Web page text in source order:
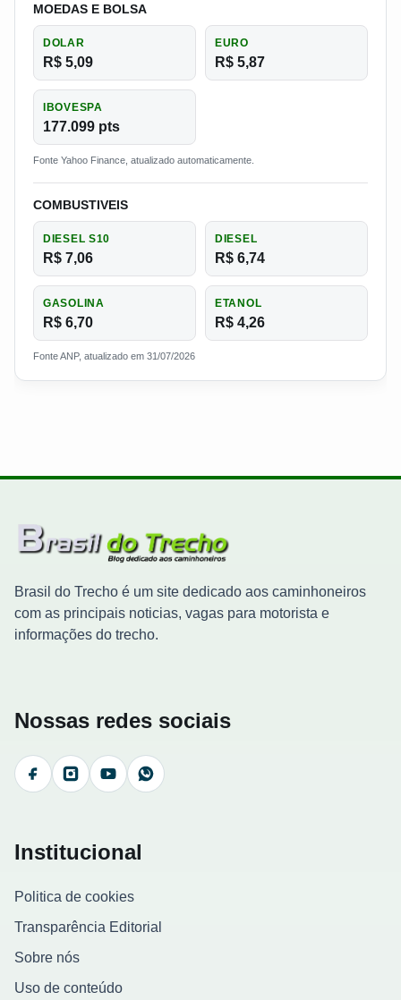
MOEDAS E BOLSA
DOLAR
R$ 5,09
EURO
R$ 5,87
IBOVESPA
177.099 pts
Fonte Yahoo Finance, atualizado automaticamente.
COMBUSTIVEIS
DIESEL S10
R$ 7,06
DIESEL
R$ 6,74
GASOLINA
R$ 6,70
ETANOL
R$ 4,26
Fonte ANP, atualizado em 31/07/2026
Brasil do Trecho é um site dedicado aos caminhoneiros
com as principais noticias, vagas para motorista e
informações do trecho.
Nossas redes sociais
FacebookInstagramYouTubeWhatsApp
Institucional
Politica de cookies
Transparência Editorial
Sobre nós
Uso de conteúdo